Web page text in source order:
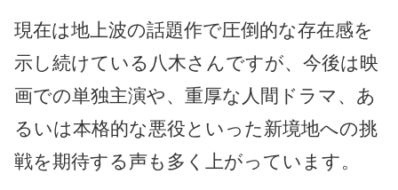
現在は地上波の話題作で圧倒的な存在感を
示し続けている八木さんですが、今後は映
画での単独主演や、重厚な人間ドラマ、あ
るいは本格的な悪役といった新境地への挑
戦を期待する声も多く上がっています。